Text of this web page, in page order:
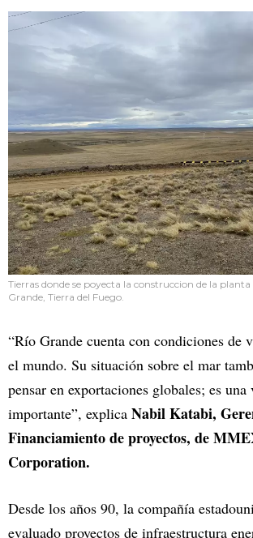
Tierras donde se poyecta la construccion de la planta
Grande, Tierra del Fuego.
“Río Grande cuenta con condiciones de
el mundo. Su situación sobre el mar
pensar en exportaciones globales; es
importante”, explica Nabil Katabi,
Financiamiento de proyectos, de
Corporation.
Desde los años 90, la compañía
evaluado proyectos de infraestructura